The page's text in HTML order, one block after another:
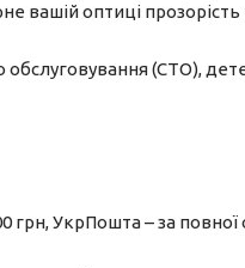
вашій оптиці
(СТО),
грн, УкрПошта – за повної